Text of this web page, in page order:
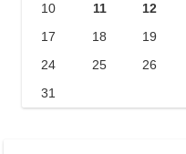
10
11 12
17
18 19
24
25 26
31